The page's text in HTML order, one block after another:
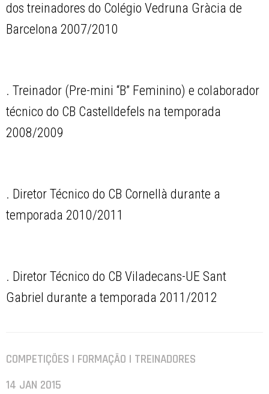
dos treinadores do Colégio Vedruna Gràcia de
Barcelona 2007/2010
. Treinador (Pre-mini “B” Feminino) e colaborador
técnico do CB Castelldefels na temporada
2008/2009
. Diretor Técnico do CB Cornellà durante a
temporada 2010/2011
. Diretor Técnico do CB Viladecans-UE Sant
Gabriel durante a temporada 2011/2012
COMPETIÇÕES | FORMAÇÃO | TREINADORES
14 JAN 2015